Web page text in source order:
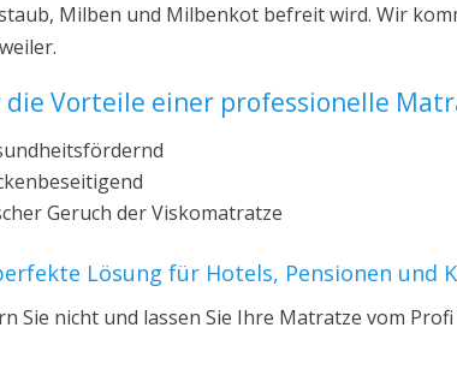
Milben und Milbenkot befreit wird. Wir
die Vorteile einer professionelle
Geruch der Viskomatratze
Lösung für Hotels, Pensionen und
Sie nicht und lassen Sie Ihre Matratze vom